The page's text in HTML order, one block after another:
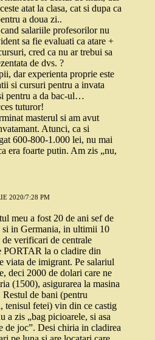
atat la clasa, cat si dupa ca
a doua zi..
salariile profesorilor nu
sa fie evaluati ca atare +
cred ca nu ar trebui sa
de dvs. ?
dar experienta proprie este
si cursuri pentru a invata
pentru a da bac-ul…
tuturor!
masterul si am avut
Atunci, ca si
600-800-1.000 lei, nu mai
era foarte putin. Am zis „nu,
2020/7:28 PM
meu a fost 20 de ani sef de
si in Germania, in ultimii 10
verificari de centrale
PORTAR la o cladire din
viata de imigrant. Pe salariul
deci 2000 de dolari care ne
(1500), asigurarea la masina
de bani (pentru
tenisul fetei) vin din ce castig
a zis „bag picioarele, si asa
de joc”. Desi chiria in cladirea